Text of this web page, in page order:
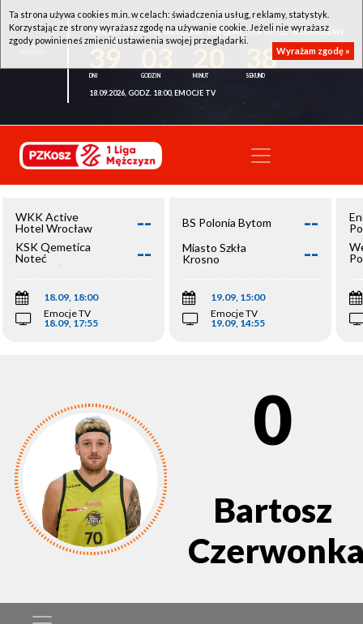
WKK ACTIVE HOTEL WROCŁAW - KSK QEMETICA NOTEĆ INOWROCŁAW
38
18.09.2026, GODZ. 18:00, EMOCJE TV
WKK Active
Hotel Wrocław
--
KSK Qemetica
Noteć
Inowrocław
--
18.09, 18:00
Emocje TV
18.09, 17:55
BS Polonia Bytom --
Miasto Szkła
Krosno
--
19.09, 15:00
Emocje TV
19.09, 14:55
0
Bartosz
Ta strona używa cookies m.in. w celach: świadczenia usług, reklamy, statystyk.
Korzystając ze strony wyrażasz zgodę na używanie cookie. Jeżeli nie wyrażasz
zgody powinieneś zmienić ustawienia swojej przeglądarki.
Wyrażam zgodę »